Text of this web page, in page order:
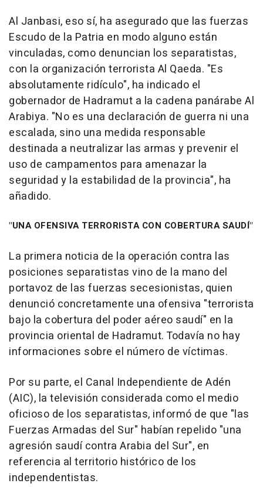
Al Janbasi, eso sí, ha asegurado que las fuerzas
Escudo de la Patria en modo alguno están
vinculadas, como denuncian los separatistas,
con la organización terrorista Al Qaeda. "Es
absolutamente ridículo", ha indicado el
gobernador de Hadramut a la cadena panárabe Al
Arabiya. "No es una declaración de guerra ni una
escalada, sino una medida responsable
destinada a neutralizar las armas y prevenir el
uso de campamentos para amenazar la
seguridad y la estabilidad de la provincia", ha
añadido.
"UNA OFENSIVA TERRORISTA CON COBERTURA SAUDÍ"
La primera noticia de la operación contra las
posiciones separatistas vino de la mano del
portavoz de las fuerzas secesionistas, quien
denunció concretamente una ofensiva "terrorista
bajo la cobertura del poder aéreo saudí" en la
provincia oriental de Hadramut. Todavía no hay
informaciones sobre el número de víctimas.
Por su parte, el Canal Independiente de Adén
(AIC), la televisión considerada como el medio
oficioso de los separatistas, informó de que "las
Fuerzas Armadas del Sur" habían repelido "una
agresión saudí contra Arabia del Sur", en
referencia al territorio histórico de los
independentistas.